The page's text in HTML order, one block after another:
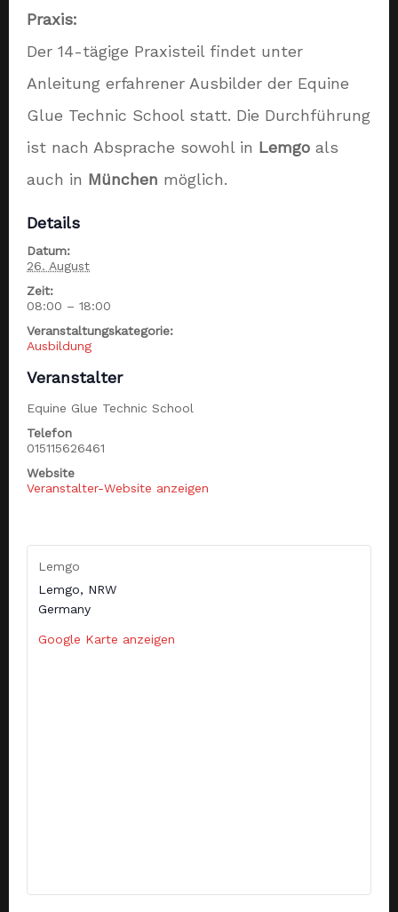
Praxis:
Der 14-tägige Praxisteil findet unter
Anleitung erfahrener Ausbilder der Equine
Glue Technic School statt. Die Durchführung
ist nach Absprache sowohl in Lemgo als
auch in München möglich.
Details
Datum:
26. August
Zeit:
08:00 – 18:00
Veranstaltungskategorie:
Ausbildung
Veranstalter
Equine Glue Technic School
Telefon
015115626461
Website
Veranstalter-Website anzeigen
Lemgo
Lemgo, NRW
Germany
Google Karte anzeigen